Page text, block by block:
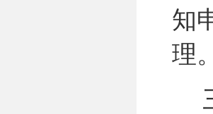
知
理